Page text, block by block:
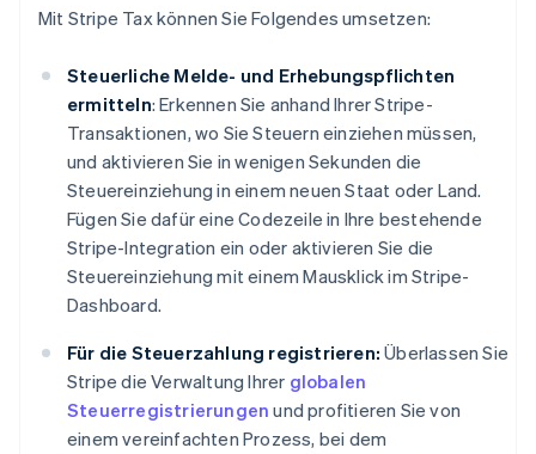
Mit Stripe Tax können Sie Folgendes umsetzen:
Steuerliche Melde- und Erhebungspflichten
ermitteln: Erkennen Sie anhand Ihrer Stripe-
Transaktionen, wo Sie Steuern einziehen müssen,
und aktivieren Sie in wenigen Sekunden die
Steuereinziehung in einem neuen Staat oder Land.
Fügen Sie dafür eine Codezeile in Ihre bestehende
Stripe-Integration ein oder aktivieren Sie die
Steuereinziehung mit einem Mausklick im Stripe-
Dashboard.
Für die Steuerzahlung registrieren: Überlassen Sie
Stripe die Verwaltung Ihrer globalen
Steuerregistrierungen und profitieren Sie von
einem vereinfachten Prozess, bei dem